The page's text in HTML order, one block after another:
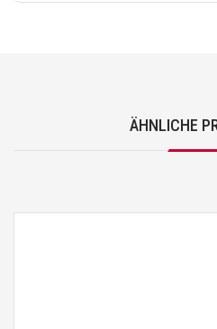
ÄHNLICHE